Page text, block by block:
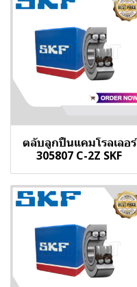
ตลับลูกปืนแคมโรลเลอร์
305807 C-2Z SKF